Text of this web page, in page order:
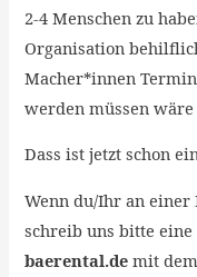
2-4 Menschen zu
Organisation
Macher*innen
werden müssen
Dass ist jetzt schon
Wenn du/Ihr an
schreib uns bitte
baerental.de mit